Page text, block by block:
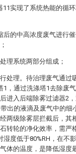
实现了系统热能的循环
后的中高浓度废气进行
理系统两部分组成；
处理。待治理废气通过
1，通过洗涤塔1去除废
进入后端除雾过滤器2
出的液滴及废气中的细
两级除雾层拦截后，其
转轮的净化效率，需严
度低于80%RH，在不
体的温度，是降低湿度